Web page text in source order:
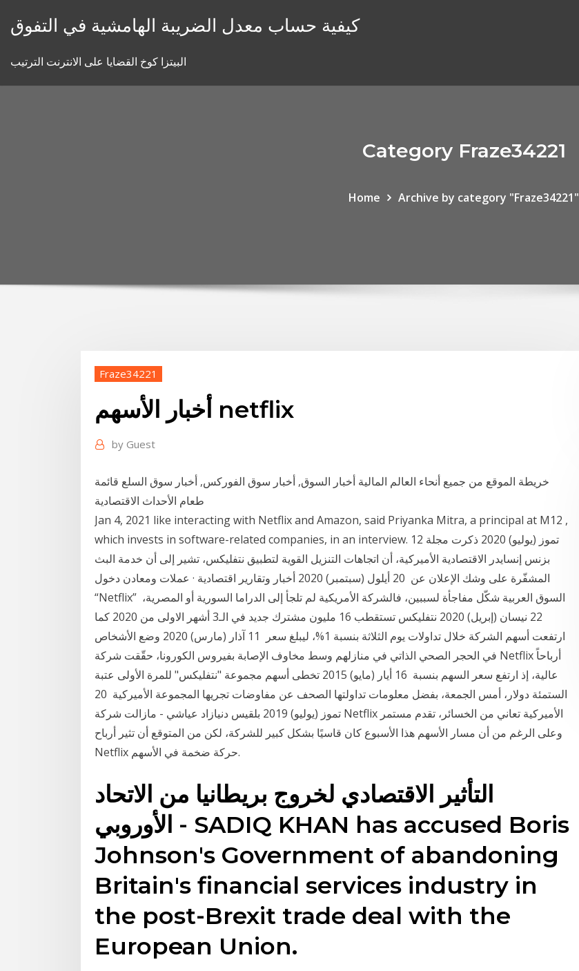
كيفية حساب معدل الضريبة الهامشية في التفوق
البيتزا كوخ القضايا على الانترنت الترتيب
Category Fraze34221
Home Archive by category "Fraze34221"
Fraze34221
أخبار الأسهم netflix
by Guest
خريطة الموقع من جميع أنحاء العالم المالية أخبار السوق, أخبار سوق الفوركس, أخبار سوق السلع قائمة
طعام الأحداث الاقتصادية
Jan 4, 2021 like interacting with Netflix and Amazon, said Priyanka Mitra, a principal at M12 ,
which invests in software-related companies, in an interview. 12 تموز (يوليو) 2020 ذكرت مجلة
بزنس إنسايدر الاقتصادية الأميركية، أن اتجاهات التنزيل القوية لتطبيق نتفليكس، تشير إلى أن خدمة البث
المشفّرة على وشك الإعلان عن 20 أيلول (سبتمبر) 2020 أخبار وتقارير اقتصادية · عملات ومعادن دخول
“Netflix” السوق العربية شكّل مفاجأة لسببين، فالشركة الأمريكية لم تلجأ إلى الدراما السورية أو المصرية،
22 نيسان (إبريل) 2020 نتفليكس تستقطب 16 مليون مشترك جديد في الـ3 أشهر الاولى من 2020 كما
ارتفعت أسهم الشركة خلال تداولات يوم الثلاثة بنسبة 1%، ليبلغ سعر 11 آذار (مارس) 2020 وضع الأشخاص
في الحجر الصحي الذاتي في منازلهم وسط مخاوف الإصابة بفيروس الكورونا، حقّقت شركة Netflix أرباحاً
عالية، إذ ارتفع سعر السهم بنسبة 16 أيار (مايو) 2015 تخطى أسهم مجموعة "نتفليكس" للمرة الأولى عتبة
الستمئة دولار، أمس الجمعة، بفضل معلومات تداولتها الصحف عن مفاوضات تجريها المجموعة الأميركية 20
تموز (يوليو) 2019 بلقيس دنيازاد عياشي - مازالت شركة Netflix الأميركية تعاني من الخسائر، تقدم مستمر
وعلى الرغم من أن مسار الأسهم هذا الأسبوع كان قاسيًا بشكل كبير للشركة، لكن من المتوقع أن تثير أرباح
Netflix حركة ضخمة في الأسهم.
التأثير الاقتصادي لخروج بريطانيا من الاتحاد
الأوروبي - SADIQ KHAN has accused Boris
Johnson's Government of abandoning
Britain's financial services industry in
the post-Brexit trade deal with the
European Union.